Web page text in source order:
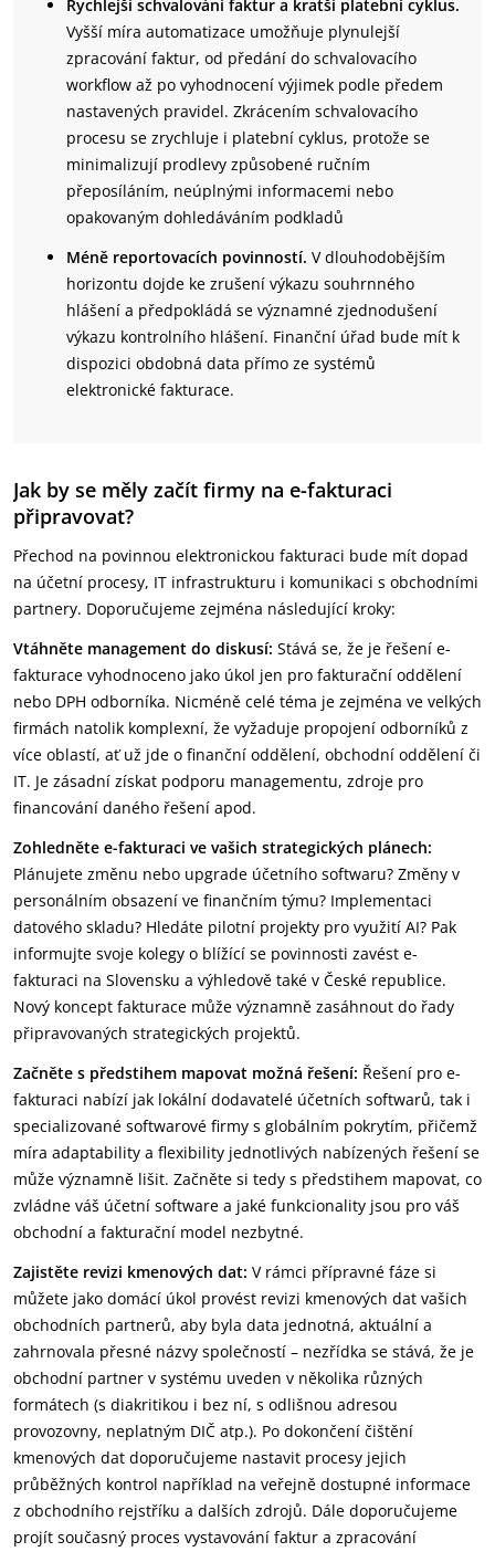
Rychlejší schvalování faktur a kratší platební cyklus.
Vyšší míra automatizace umožňuje plynulejší
zpracování faktur, od předání do schvalovacího
workflow až po vyhodnocení výjimek podle předem
nastavených pravidel. Zkrácením schvalovacího
procesu se zrychluje i platební cyklus, protože se
minimalizují prodlevy způsobené ručním
přeposíláním, neúplnými informacemi nebo
opakovaným dohledáváním podkladů
Méně reportovacích povinností. V dlouhodobějším
horizontu dojde ke zrušení výkazu souhrnného
hlášení a předpokládá se významné zjednodušení
výkazu kontrolního hlášení. Finanční úřad bude mít k
dispozici obdobná data přímo ze systémů
elektronické fakturace.
Jak by se měly začít firmy na e-fakturaci
připravovat?
Přechod na povinnou elektronickou fakturaci bude mít dopad
na účetní procesy, IT infrastrukturu i komunikaci s obchodními
partnery. Doporučujeme zejména následující kroky:
Vtáhněte management do diskusí: Stává se, že je řešení e-
fakturace vyhodnoceno jako úkol jen pro fakturační oddělení
nebo DPH odborníka. Nicméně celé téma je zejména ve velkých
firmách natolik komplexní, že vyžaduje propojení odborníků z
více oblastí, ať už jde o finanční oddělení, obchodní oddělení či
IT. Je zásadní získat podporu managementu, zdroje pro
financování daného řešení apod.
Zohledněte e-fakturaci ve vašich strategických plánech:
Plánujete změnu nebo upgrade účetního softwaru? Změny v
personálním obsazení ve finančním týmu? Implementaci
datového skladu? Hledáte pilotní projekty pro využití AI? Pak
informujte svoje kolegy o blížící se povinnosti zavést e-
fakturaci na Slovensku a výhledově také v České republice.
Nový koncept fakturace může významně zasáhnout do řady
připravovaných strategických projektů.
Začněte s předstihem mapovat možná řešení: Řešení pro e-
fakturaci nabízí jak lokální dodavatelé účetních softwarů, tak i
specializované softwarové firmy s globálním pokrytím, přičemž
míra adaptability a flexibility jednotlivých nabízených řešení se
může významně lišit. Začněte si tedy s předstihem mapovat, co
zvládne váš účetní software a jaké funkcionality jsou pro váš
obchodní a fakturační model nezbytné.
Zajistěte revizi kmenových dat: V rámci přípravné fáze si
můžete jako domácí úkol provést revizi kmenových dat vašich
obchodních partnerů, aby byla data jednotná, aktuální a
zahrnovala přesné názvy společností – nezřídka se stává, že je
obchodní partner v systému uveden v několika různých
formátech (s diakritikou i bez ní, s odlišnou adresou
provozovny, neplatným DIČ atp.). Po dokončení čištění
kmenových dat doporučujeme nastavit procesy jejich
průběžných kontrol například na veřejně dostupné informace
z obchodního rejstříku a dalších zdrojů. Dále doporučujeme
projít současný proces vystavování faktur a zpracování